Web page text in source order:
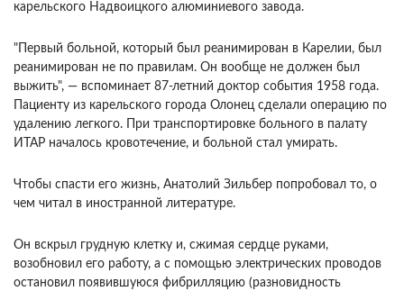
карельского Надвоицкого алюминиевого завода.
"Первый больной, который был реанимирован в Карелии, был
реанимирован не по правилам. Он вообще не должен был
выжить", — вспоминает 87-летний доктор события 1958 года.
Пациенту из карельского города Олонец сделали операцию по
удалению легкого. При транспортировке больного в палату
ИТАР началось кровотечение, и больной стал умирать.
Чтобы спасти его жизнь, Анатолий Зильбер попробовал то, о
чем читал в иностранной литературе.
Он вскрыл грудную клетку и, сжимая сердце руками,
возобновил его работу, а с помощью электрических проводов
остановил появившуюся фибрилляцию (разновидность